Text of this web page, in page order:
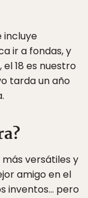
incluye
ir a fondas, y
18 es nuestro
tarda un año
más versátiles y
amigo en el
inventos… pero